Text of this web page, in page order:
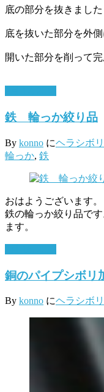
底の部分を抜きまし
底を抜いた部分を外
開いた部分を削って
鉄 輪っか絞り品
By konno にヘラシボリ
輪っか, 鉄
おはようございます。
鉄の輪っか絞り品で
ます。
銅のパイプシボリ
By konno にヘラシボリ